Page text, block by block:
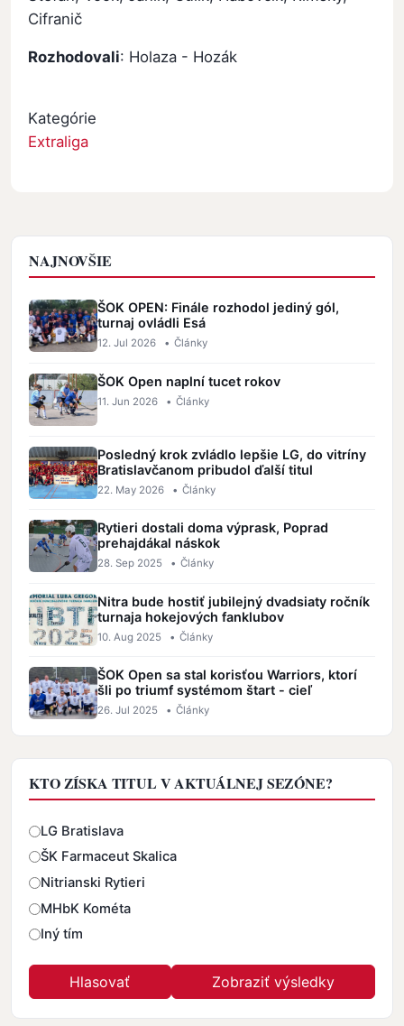
Cifranič
Rozhodovali: Holaza - Hozák
Kategórie
Extraliga
NAJNOVŠIE
ŠOK OPEN: Finále rozhodol jediný gól,
turnaj ovládli Esá
12. Jul 2026 • Články
ŠOK Open naplní tucet rokov
11. Jun 2026 • Články
Posledný krok zvládlo lepšie LG, do vitríny
Bratislavčanom pribudol ďalší titul
22. May 2026 • Články
Rytieri dostali doma výprask, Poprad
prehajdákal náskok
28. Sep 2025 • Články
Nitra bude hostiť jubilejný dvadsiaty ročník
turnaja hokejových fanklubov
10. Aug 2025 • Články
ŠOK Open sa stal korisťou Warriors, ktorí
šli po triumf systémom štart - cieľ
26. Jul 2025 • Články
KTO ZÍSKA TITUL V AKTUÁLNEJ SEZÓNE?
Odpovede
LG Bratislava
ŠK Farmaceut Skalica
Nitrianski Rytieri
MHbK Kométa
Iný tím